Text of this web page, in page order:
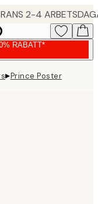
2-4
RABATT*
▸Prince Poster